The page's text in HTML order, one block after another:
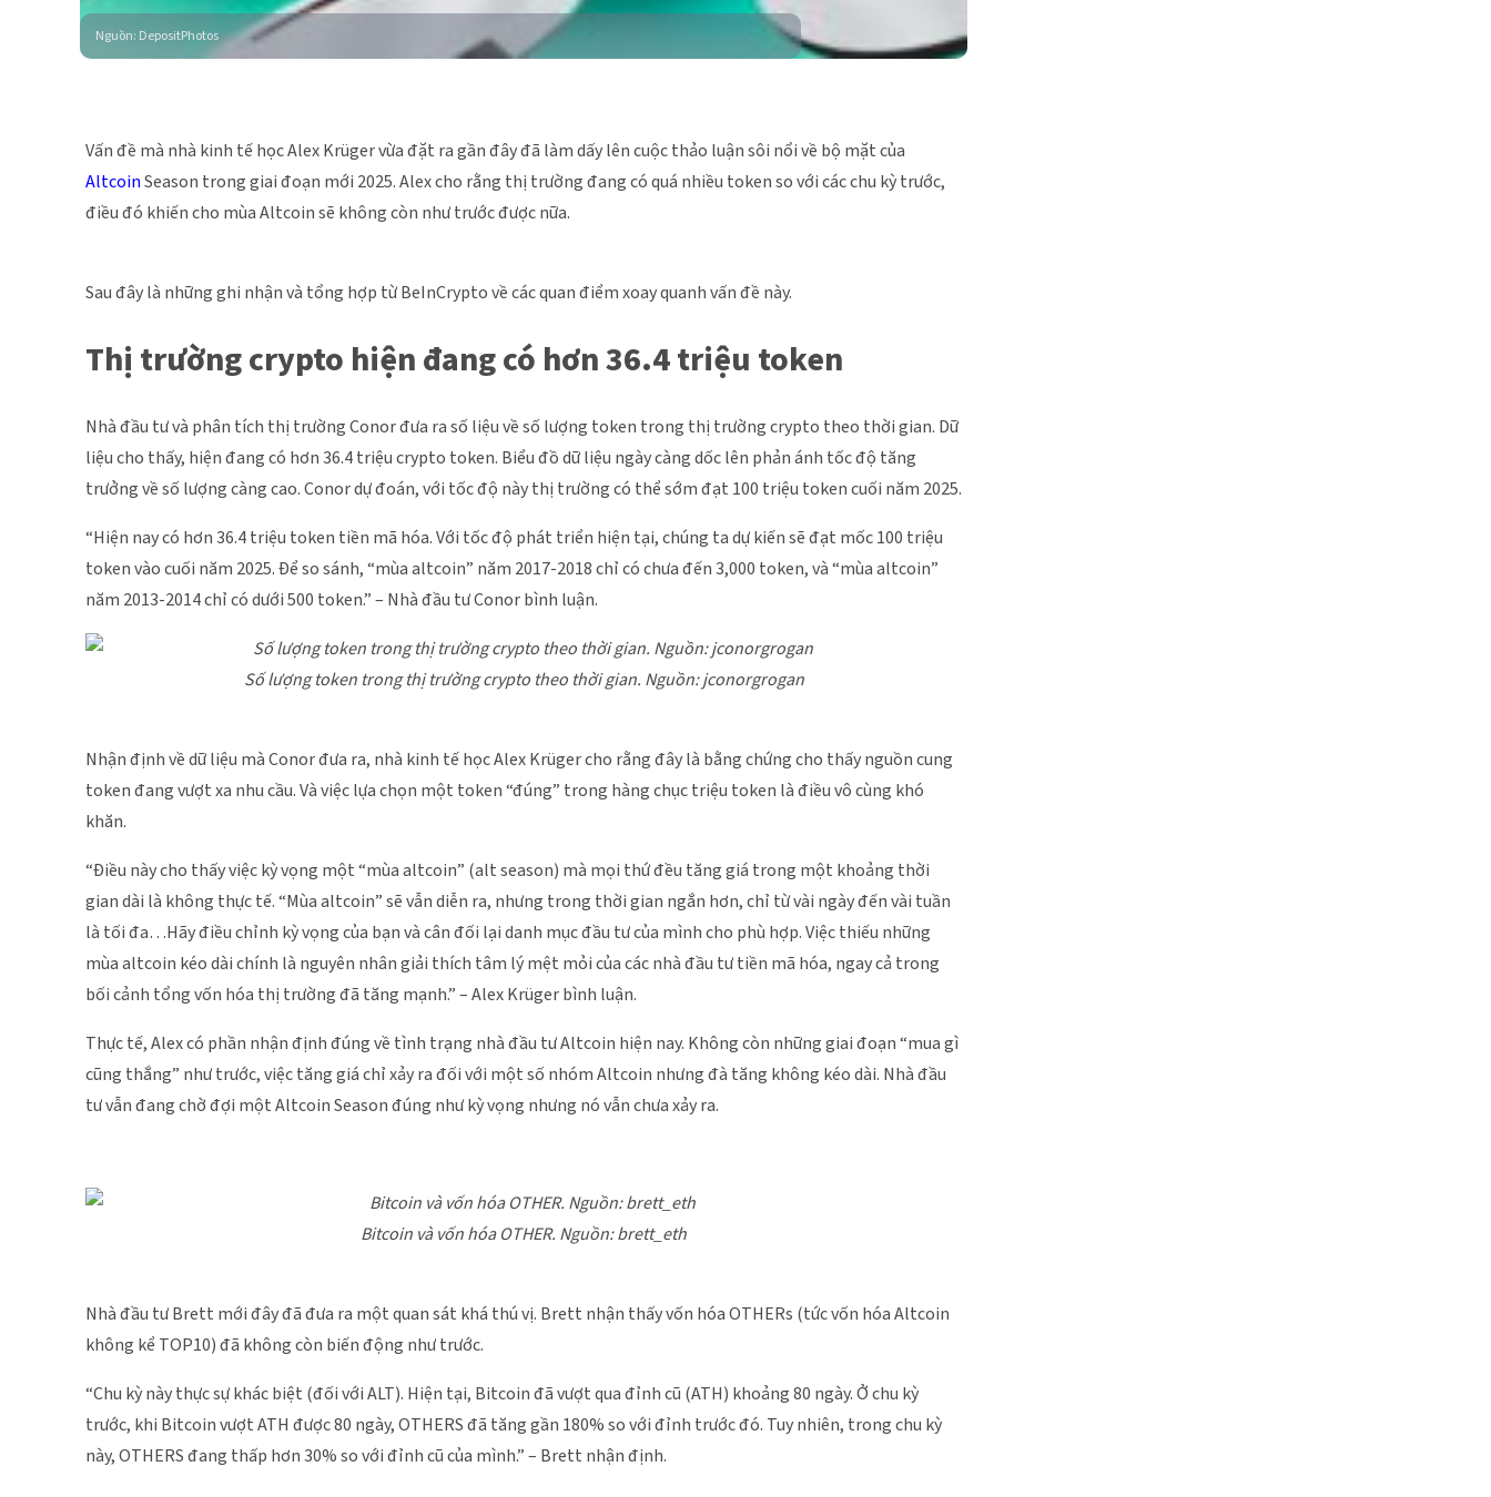
Nguồn: DepositPhotos
Vấn đề mà nhà kinh tế học Alex Krüger vừa đặt ra gần đây đã làm dấy lên cuộc thảo luận sôi nổi về bộ mặt của
AltcoinSeason trong giai đoạn mới 2025. Alex cho rằng thị trường đang có quá nhiều token so với các chu kỳ trước,
điều đó khiến cho mùa Altcoin sẽ không còn như trước được nữa.
Sau đây là những ghi nhận và tổng hợp từ BeInCrypto về các quan điểm xoay quanh vấn đề này.
Thị trường crypto hiện đang có hơn 36.4 triệu token
Nhà đầu tư và phân tích thị trường Conor đưa ra số liệu về số lượng token trong thị trường crypto theo thời gian. Dữ
liệu cho thấy, hiện đang có hơn 36.4 triệu crypto token. Biểu đồ dữ liệu ngày càng dốc lên phản ánh tốc độ tăng
trưởng về số lượng càng cao. Conor dự đoán, với tốc độ này thị trường có thể sớm đạt 100 triệu token cuối năm 2025.
“Hiện nay có hơn 36.4 triệu token tiền mã hóa. Với tốc độ phát triển hiện tại, chúng ta dự kiến sẽ đạt mốc 100 triệu
token vào cuối năm 2025. Để so sánh, “mùa altcoin” năm 2017-2018 chỉ có chưa đến 3,000 token, và “mùa altcoin”
năm 2013-2014 chỉ có dưới 500 token.” – Nhà đầu tư Conor bình luận.
Số lượng token trong thị trường crypto theo thời gian. Nguồn: jconorgrogan
Nhận định về dữ liệu mà Conor đưa ra, nhà kinh tế học Alex Krüger cho rằng đây là bằng chứng cho thấy nguồn cung
token đang vượt xa nhu cầu. Và việc lựa chọn một token “đúng” trong hàng chục triệu token là điều vô cùng khó
khăn.
“Điều này cho thấy việc kỳ vọng một “mùa altcoin” (alt season) mà mọi thứ đều tăng giá trong một khoảng thời
gian dài là không thực tế. “Mùa altcoin” sẽ vẫn diễn ra, nhưng trong thời gian ngắn hơn, chỉ từ vài ngày đến vài tuần
là tối đa…Hãy điều chỉnh kỳ vọng của bạn và cân đối lại danh mục đầu tư của mình cho phù hợp. Việc thiếu những
mùa altcoin kéo dài chính là nguyên nhân giải thích tâm lý mệt mỏi của các nhà đầu tư tiền mã hóa, ngay cả trong
bối cảnh tổng vốn hóa thị trường đã tăng mạnh.” – Alex Krüger bình luận.
Thực tế, Alex có phần nhận định đúng về tình trạng nhà đầu tư Altcoin hiện nay. Không còn những giai đoạn “mua gì
cũng thắng” như trước, việc tăng giá chỉ xảy ra đối với một số nhóm Altcoin nhưng đà tăng không kéo dài. Nhà đầu
tư vẫn đang chờ đợi một Altcoin Season đúng như kỳ vọng nhưng nó vẫn chưa xảy ra.
Bitcoin và vốn hóa OTHER. Nguồn: brett_eth
Nhà đầu tư Brett mới đây đã đưa ra một quan sát khá thú vị. Brett nhận thấy vốn hóa OTHERs (tức vốn hóa Altcoin
không kể TOP10) đã không còn biến động như trước.
“Chu kỳ này thực sự khác biệt (đối với ALT). Hiện tại, Bitcoin đã vượt qua đỉnh cũ (ATH) khoảng 80 ngày. Ở chu kỳ
trước, khi Bitcoin vượt ATH được 80 ngày, OTHERS đã tăng gần 180% so với đỉnh trước đó. Tuy nhiên, trong chu kỳ
này, OTHERS đang thấp hơn 30% so với đỉnh cũ của mình.” – Brett nhận định.